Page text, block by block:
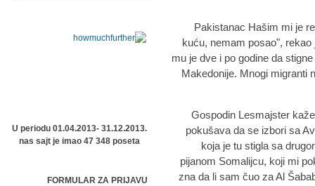
Pakistanac Hašim mi je
kuću, nemam posao",
mu je dve i po godine da
Makedonije. Mnogi migranti
Gospodin Lesmajster
pokušava da se izbori sa
koja je tu stigla sa
pijanom Somalijcu, koji mi
zna da li sam čuo za Al
U periodu 01.04.2013- 31.12.2013.
nas sajt je imao 47 348 poseta
FORMULAR ZA PRIJAVU